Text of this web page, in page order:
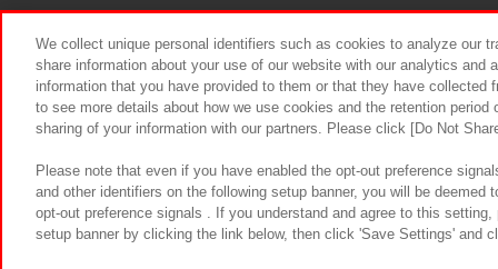
食品のご
We collect unique personal identifiers such as cookies to analyze our
share information about your use of our website with our analytics and
information that you have provided to them or that they have
to see more details about how we use cookies and the retention
sharing of your information with our partners. Please click [Do Not
Please note that even if you have enabled the opt-out preference
and other identifiers on the following setup banner, you will be
opt-out preference signals . If you understand and agree to this
setup banner by clicking the link below, then click 'Save Settings' and